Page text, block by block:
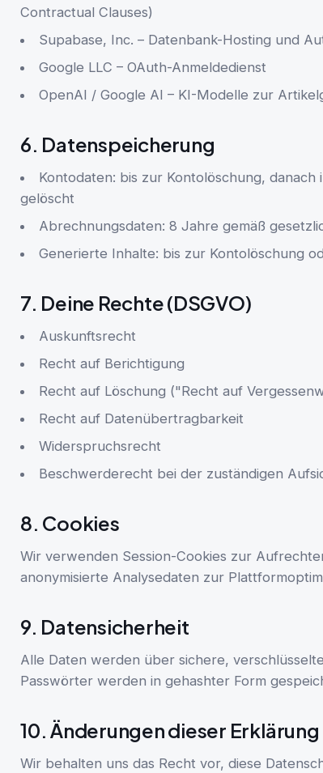
Contractual Clauses)
Supabase, Inc. – Datenbank-Hosting und
Google LLC – OAuth-Anmeldedienst
OpenAI / Google AI – KI-Modelle zur
6. Datenspeicherung
Kontodaten: bis zur Kontolöschung,
gelöscht
Abrechnungsdaten: 8 Jahre gemäß
Generierte Inhalte: bis zur Kontolöschung
7. Deine Rechte (DSGVO)
Auskunftsrecht
Recht auf Berichtigung
Recht auf Löschung ("Recht auf
Recht auf Datenübertragbarkeit
Widerspruchsrecht
Beschwerderecht bei der zuständigen
8. Cookies
Wir verwenden Session-Cookies zur
anonymisierte Analysedaten zur
9. Datensicherheit
Alle Daten werden über sichere,
Passwörter werden in gehashter Form
10. Änderungen dieser Erklärung
Wir behalten uns das Recht vor, diese